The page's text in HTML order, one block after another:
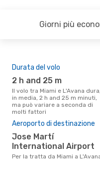
Giorni più
Durata del volo
2 h and 25 m
Il volo tra Miami e L'Avana dura,
in media, 2 h and 25 m minuti,
ma può variare a seconda di
molti fattori
Aeroporto di destinazione
Jose Martí
International Airport
Per la tratta da Miami a